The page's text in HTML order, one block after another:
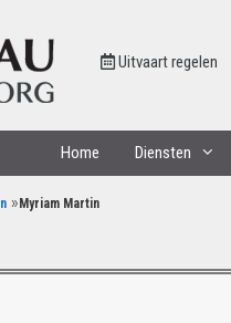
Uitvaart regelen
Home Diensten
» Myriam Martin